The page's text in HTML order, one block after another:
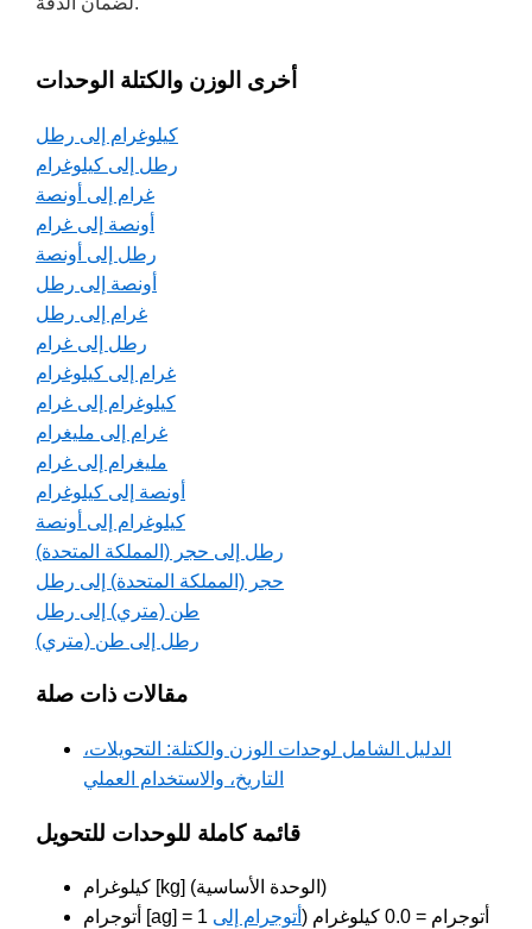
أخرى الوزن والكتلة الوحدات
كيلوغرام إلى رطل
رطل إلى كيلوغرام
غرام إلى أونصة
أونصة إلى غرام
رطل إلى أونصة
أونصة إلى رطل
غرام إلى رطل
رطل إلى غرام
غرام إلى كيلوغرام
كيلوغرام إلى غرام
غرام إلى مليغرام
مليغرام إلى غرام
أونصة إلى كيلوغرام
كيلوغرام إلى أونصة
رطل إلى حجر (المملكة المتحدة)
حجر (المملكة المتحدة) إلى رطل
طن (متري) إلى رطل
رطل إلى طن (متري)
مقالات ذات صلة
الدليل الشامل لوحدات الوزن والكتلة: التحويلات،
التاريخ، والاستخدام العملي
قائمة كاملة للوحدات للتحويل
كيلوغرام [kg] (الوحدة الأساسية)
أتوجرام [ag] = 1 أتوجرام = 0.0 كيلوغرام (
أتوجرام إلى